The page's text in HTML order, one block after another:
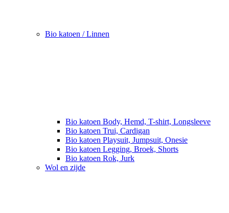
Bio katoen / Linnen
Bio katoen Body, Hemd, T-shirt, Longsleeve
Bio katoen Trui, Cardigan
Bio katoen Playsuit, Jumpsuit, Onesie
Bio katoen Legging, Broek, Shorts
Bio katoen Rok, Jurk
Wol en zijde